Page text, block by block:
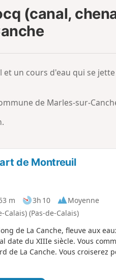
(canal,
et un cours d'eau qui se
de Marles-sur-
de Montreuil
m 3h 10
Moyenne
(Pas-de-Calais)
de La Canche, fleuve aux
date du XIIIe siècle. Vous
de La Canche. Vous